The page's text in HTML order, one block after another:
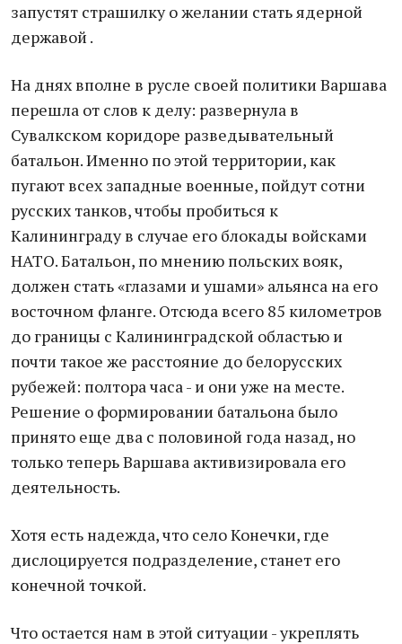
запустят страшилку о желании стать ядерной
державой .
На днях вполне в русле своей политики Варшава
перешла от слов к делу: развернула в
Сувалкском коридоре разведывательный
батальон. Именно по этой территории, как
пугают всех западные военные, пойдут сотни
русских танков, чтобы пробиться к
Калининграду в случае его блокады войсками
НАТО. Батальон, по мнению польских вояк,
должен стать «глазами и ушами» альянса на его
восточном фланге. Отсюда всего 85 километров
до границы с Калининградской областью и
почти такое же расстояние до белорусских
рубежей: полтора часа - и они уже на месте.
Решение о формировании батальона было
принято еще два с половиной года назад, но
только теперь Варшава активизировала его
деятельность.
Хотя есть надежда, что село Конечки, где
дислоцируется подразделение, станет его
конечной точкой.
Что остается нам в этой ситуации - укреплять